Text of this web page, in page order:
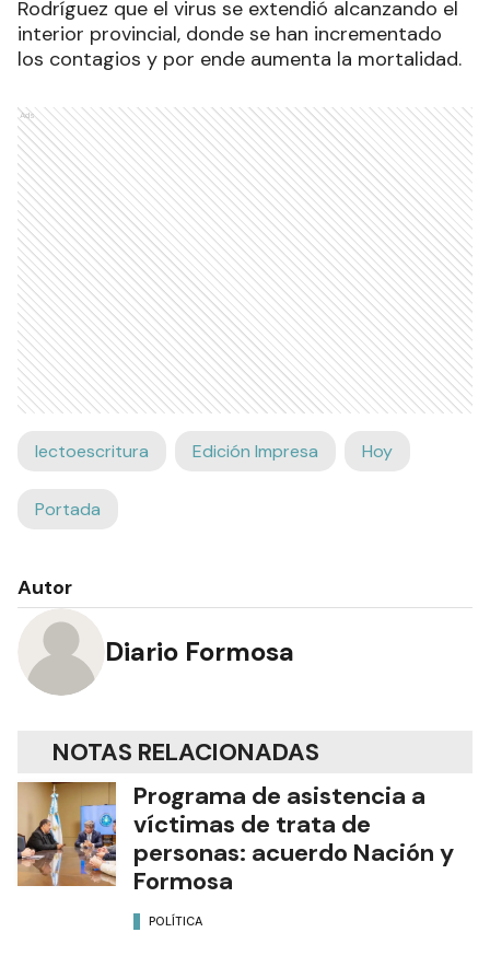
Rodríguez que el virus se extendió alcanzando el
interior provincial, donde se han incrementado
los contagios y por ende aumenta la mortalidad.
Ads
lectoescritura Edición Impresa Hoy
Portada
Autor
Diario Formosa
NOTAS RELACIONADAS
Programa de asistencia a
víctimas de trata de
personas: acuerdo Nación y
Formosa
POLÍTICA